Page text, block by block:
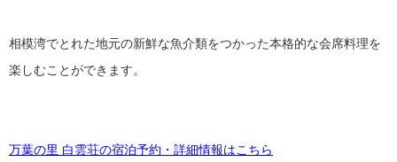
相模湾でとれた地元の新鮮な魚介類をつかった本格的な会席料理を
楽しむことができます。
万葉の里 白雲荘の宿泊予約・詳細情報はこちら